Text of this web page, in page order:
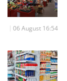
06 August 16:54